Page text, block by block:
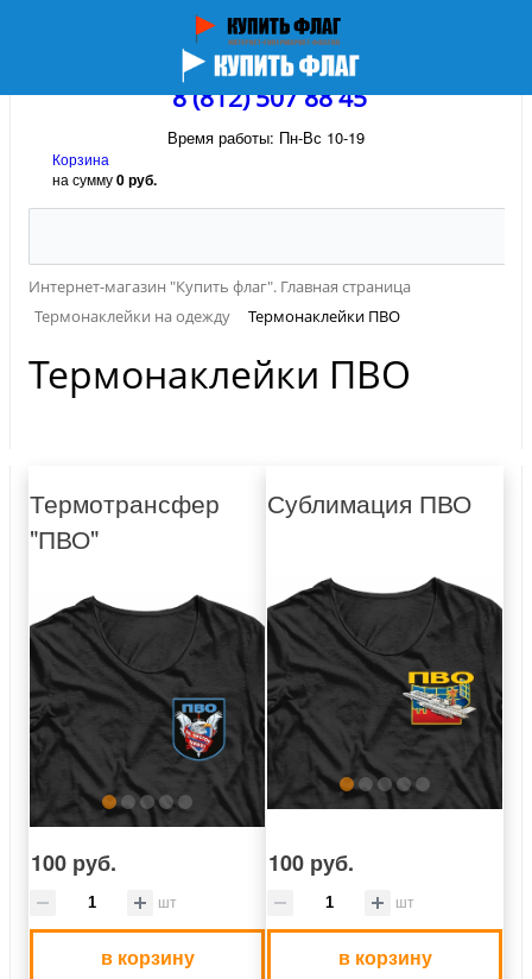
8 (812) 507 88 45
Время работы: Пн-Вс 10-19
Корзина
на сумму0 руб.
Интернет-магазин "Купить флаг". Главная страница
Термонаклейки на одежду
Термонаклейки ПВО
Термонаклейки ПВО
Термотрансфер
"ПВО"
100 руб.
шт
в корзину
Сублимация ПВО
100 руб.
шт
в корзину